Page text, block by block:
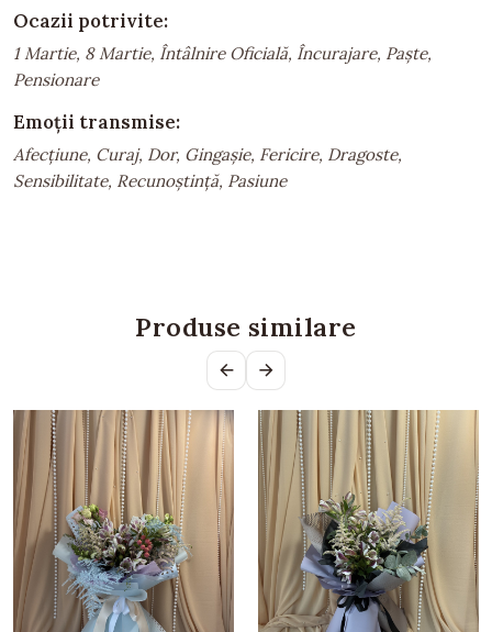
Ocazii potrivite:
1 Martie, 8 Martie, Întâlnire Oficială, Încurajare, Paște,
Pensionare
Emoții transmise:
Afecțiune, Curaj, Dor, Gingașie, Fericire, Dragoste,
Sensibilitate, Recunoștință, Pasiune
Produse similare